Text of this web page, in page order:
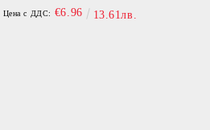
Цена с ДДС: €6.96 13.61лв.